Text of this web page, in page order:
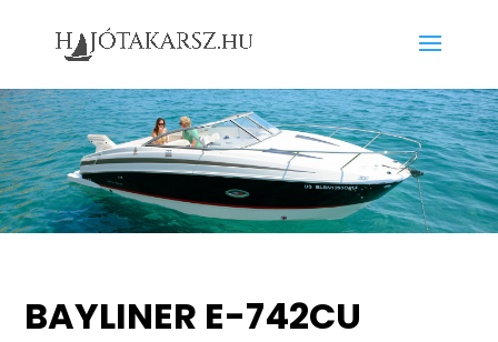
BAYLINER E-742CU